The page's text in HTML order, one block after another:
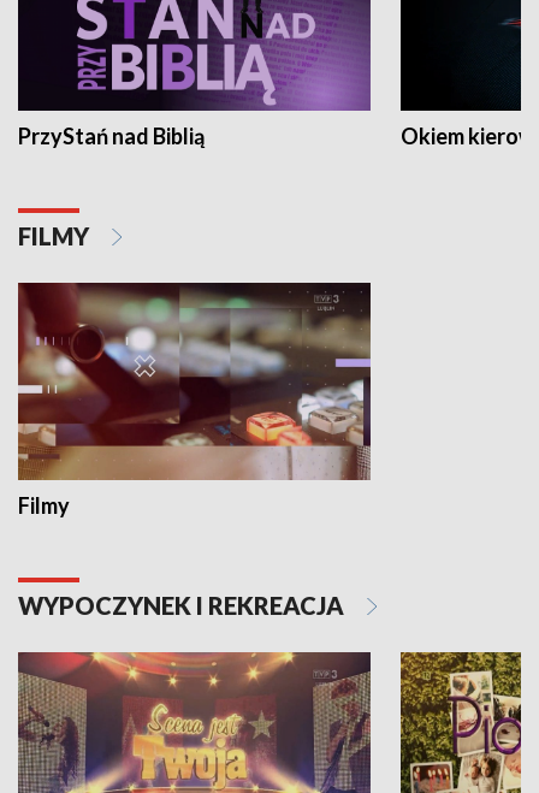
PrzyStań nad Biblią Okiem
FILMY
Filmy
WYPOCZYNEK I REKREACJA